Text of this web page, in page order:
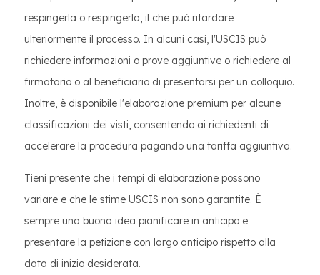
respingerla o respingerla, il che può ritardare
ulteriormente il processo. In alcuni casi, l'USCIS può
richiedere informazioni o prove aggiuntive o richiedere al
firmatario o al beneficiario di presentarsi per un colloquio.
Inoltre, è disponibile l'elaborazione premium per alcune
classificazioni dei visti, consentendo ai richiedenti di
accelerare la procedura pagando una tariffa aggiuntiva.
Tieni presente che i tempi di elaborazione possono
variare e che le stime USCIS non sono garantite. È
sempre una buona idea pianificare in anticipo e
presentare la petizione con largo anticipo rispetto alla
data di inizio desiderata.